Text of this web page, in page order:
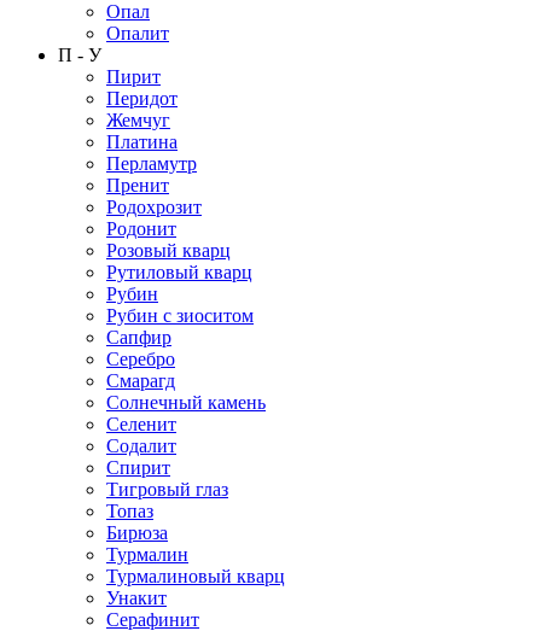
Опал
Опалит
П - У
Пирит
Перидот
Жемчуг
Платина
Перламутр
Пренит
Родохрозит
Родонит
Розовый кварц
Рутиловый кварц
Рубин
Рубин с зиоситом
Сапфир
Серебро
Смарагд
Солнечный камень
Селенит
Содалит
Спирит
Тигровый глаз
Топаз
Бирюза
Турмалин
Турмалиновый кварц
Унакит
Серафинит